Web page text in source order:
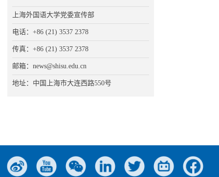
上海外国语大学党委宣传部
电话：+86 (21) 3537 2378
传真：+86 (21) 3537 2378
邮箱：news@shisu.edu.cn
地址：中国上海市大连西路550号